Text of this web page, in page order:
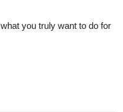
you truly want to do for